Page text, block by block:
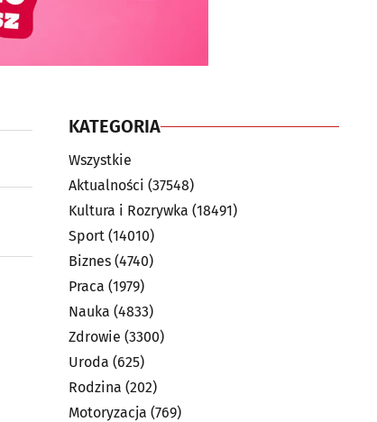
KATEGORIA
Wszystkie
Aktualności (37548)
Kultura i Rozrywka (18491)
Sport (14010)
Biznes (4740)
Praca (1979)
Nauka (4833)
Zdrowie (3300)
Uroda (625)
Rodzina (202)
Motoryzacja (769)